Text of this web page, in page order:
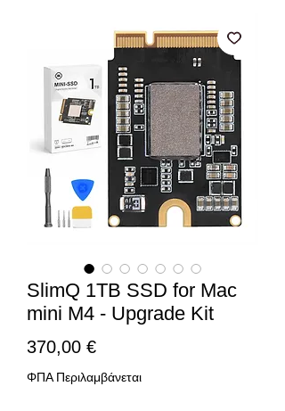
SlimQ 1TB SSD for Mac
mini M4 - Upgrade Kit
370,00 €Τιμή
ΦΠΑ Περιλαμβάνεται